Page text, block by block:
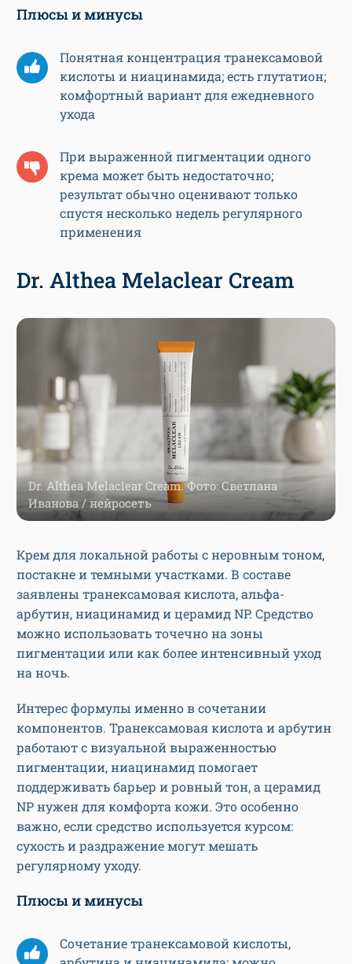
Плюсы и минусы
Понятная концентрация транексамовой
кислоты и ниацинамида; есть глутатион;
комфортный вариант для ежедневного
ухода
При выраженной пигментации одного
крема может быть недостаточно;
результат обычно оценивают только
спустя несколько недель регулярного
применения
Dr. Althea Melaclear Cream
Dr. Althea Melaclear Cream. Фото: Светлана
Иванова / нейросеть
Крем для локальной работы с неровным тоном,
постакне и темными участками. В составе
заявлены транексамовая кислота, альфа-
арбутин, ниацинамид и церамид NP. Средство
можно использовать точечно на зоны
пигментации или как более интенсивный уход
на ночь.
Интерес формулы именно в сочетании
компонентов. Транексамовая кислота и арбутин
работают с визуальной выраженностью
пигментации, ниацинамид помогает
поддерживать барьер и ровный тон, а церамид
NP нужен для комфорта кожи. Это особенно
важно, если средство используется курсом:
сухость и раздражение могут мешать
регулярному уходу.
Плюсы и минусы
Сочетание транексамовой кислоты,